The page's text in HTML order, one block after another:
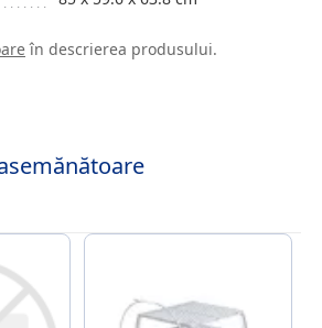
în descrierea produsului.